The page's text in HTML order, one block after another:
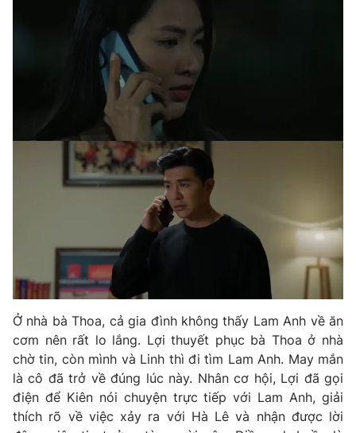
VTV8
Liên hệ tòa soạn English
THỜI BÁO VTV
Cơ quan chủ quản:Đài Truyền hình Việt Nam
Cơ quan báo chí:Thời báo VTV
Giấy phép hoạt động báo in và báo điện tử số 483/GP-BTTTT
Tổng Biên tập:Vũ Thanh Thủy
Phó Tổng Biên tập:
Nguyễn Thị Mỹ Hạnh, Phạm Quốc Thắng,
Nguyễn Trọng Ninh
Tổng đài VTV:
024.38 355 931 - 024.38 355 932
Ðiện thoại Thời báo VTV: 024.66 897 897
Ở nhà bà Thoa, cả gia đình không thấy Lam Anh về ăn
cơm nên rất lo lắng. Lợi thuyết phục bà Thoa ở nhà
chờ tin, còn mình và Linh thì đi tìm Lam Anh. May mắn
là cô đã trở về đúng lúc này. Nhân cơ hội, Lợi đã gọi
điện để Kiên nói chuyện trực tiếp với Lam Anh, giải
thích rõ về việc xảy ra với Hà Lê và nhận được lời